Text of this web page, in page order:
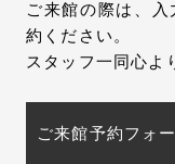
ご来館の際は、
約ください。
スタッフ一同心よ
ご来館予約フォ